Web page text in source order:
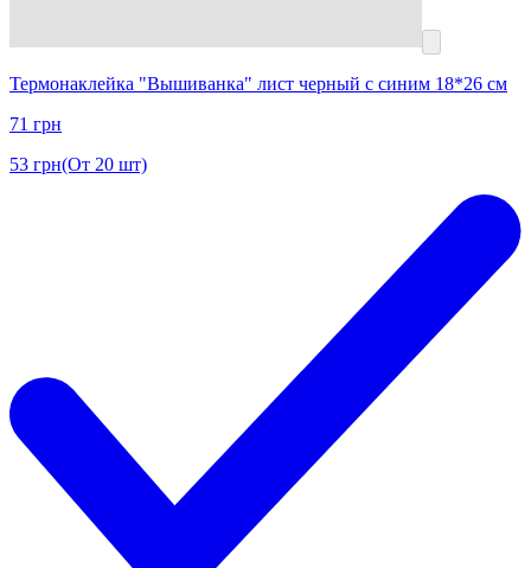
Термонаклейка "Вышиванка" лист черный с синим 18*26 см
71 грн
53 грн(От 20 шт)